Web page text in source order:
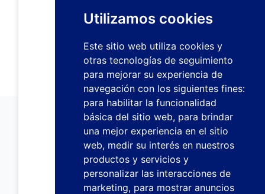
Utilizamos cookies
Este sitio web utiliza cookies y
otras tecnologías de seguimiento
para mejorar su experiencia de
navegación con los siguientes fines:
para habilitar la funcionalidad
básica del sitio web, para brindar
una mejor experiencia en el sitio
web, medir su interés en nuestros
productos y servicios y
personalizar las interacciones de
marketing, para mostrar anuncios